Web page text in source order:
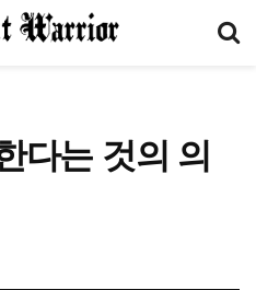
다는 것의 의